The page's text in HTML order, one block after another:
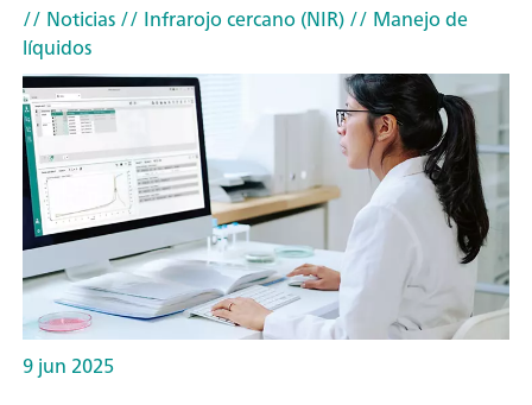
// Noticias// Infrarojo cercano (NIR)// Manejo de
líquidos
9 jun 2025